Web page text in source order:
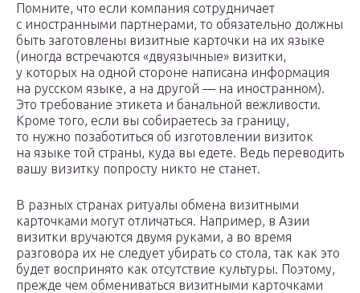
Помните, что если компания сотрудничает
с иностранными партнерами, то обязательно должны
быть заготовлены визитные карточки на их языке
(иногда встречаются «двуязычные» визитки,
у которых на одной стороне написана информация
на русском языке, а на другой — на иност­ранном).
Это требование этикета и банальной вежливости.
Кроме того, если вы собираетесь за границу,
то нужно позаботиться об изготовлении визиток
на языке той страны, куда вы едете. Ведь переводить
вашу визитку попросту никто не станет.
В разных странах ритуалы обмена визитными
карточками могут отличаться. Например, в Азии
визитки вручаются двумя руками, а во время
разговора их не следует убирать со стола, так как это
будет воспринято как отсутствие культуры. Поэтому,
прежде чем обмениваться визитными карточками